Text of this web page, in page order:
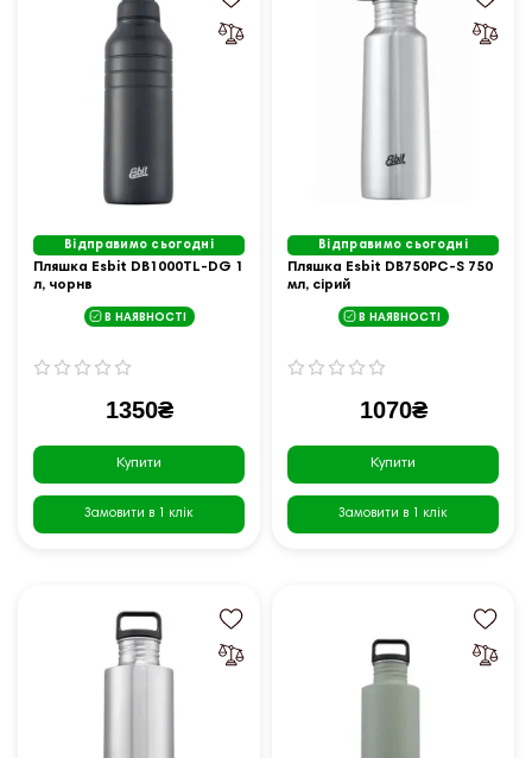
Відправимо сьогодні
Пляшка Esbit DB1000TL-DG 1
л, чорнв
В НАЯВНОСТІ
1350₴
Купити
Замовити в 1 клік
Відправимо сьогодні
Пляшка Esbit DB750PC-S 750
мл, сірий
В НАЯВНОСТІ
1070₴
Купити
Замовити в 1 клік